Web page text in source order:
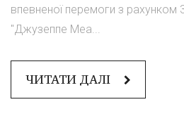
впевненої перемоги з рахунком
"Джузеппе Меа...
ЧИТАТИ ДАЛІ